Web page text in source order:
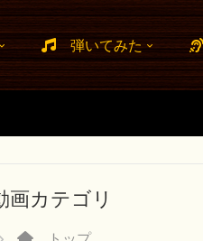
弾いてみた
画カテゴリ